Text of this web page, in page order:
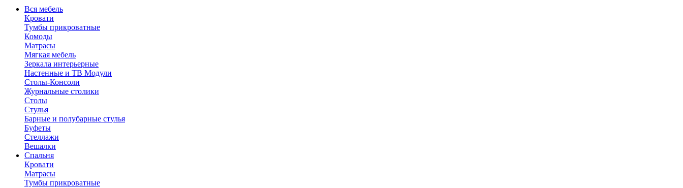
Вся мебель
Кровати
Тумбы прикроватные
Комоды
Матрасы
Мягкая мебель
Зеркала интерьерные
Настенные и ТВ Модули
Столы-Консоли
Журнальные столики
Столы
Стулья
Барные и полубарные стулья
Буфеты
Стеллажи
Вешалки
Cпальня
Кровати
Матрасы
Тумбы прикроватные